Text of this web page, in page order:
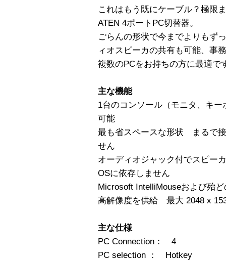
これはもう既にケーブル？極限
ATEN 4ポートPC切替器。
ごらんの形状で今までよりもず
ィオスピーカの共有も可能、事
複数のPCをお持ちの方に最適で
主な機能
1台のコンソール（モニタ、キ
可能
最も省スペースな形状 まるで
せん
オーディオジャック付でスピー
OSに依存しません
Microsoft IntelliMouseおよび殆
高解像度を供給 最大 2048 x
主な仕様
PC Connection： 4
PC selection ： Hotkey